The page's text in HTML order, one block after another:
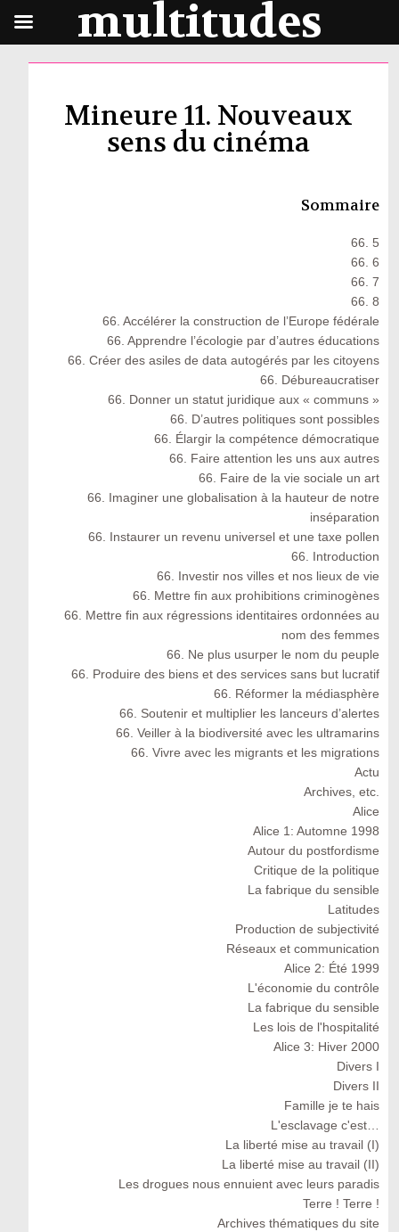
Mineure 11. Nouveaux
sens du cinéma
Sommaire
66. 5
66. 6
66. 7
66. 8
66. Accélérer la construction de l’Europe fédérale
66. Apprendre l’écologie par d’autres éducations
66. Créer des asiles de data autogérés par les citoyens
66. Débureaucratiser
66. Donner un statut juridique aux « communs »
66. D’autres politiques sont possibles
66. Élargir la compétence démocratique
66. Faire attention les uns aux autres
66. Faire de la vie sociale un art
66. Imaginer une globalisation à la hauteur de notre
inséparation
66. Instaurer un revenu universel et une taxe pollen
66. Introduction
66. Investir nos villes et nos lieux de vie
66. Mettre fin aux prohibitions criminogènes
66. Mettre fin aux régressions identitaires ordonnées au
nom des femmes
66. Ne plus usurper le nom du peuple
66. Produire des biens et des services sans but lucratif
66. Réformer la médiasphère
66. Soutenir et multiplier les lanceurs d’alertes
66. Veiller à la biodiversité avec les ultramarins
66. Vivre avec les migrants et les migrations
Actu
Archives, etc.
Alice
Alice 1: Automne 1998
Autour du postfordisme
Critique de la politique
La fabrique du sensible
Latitudes
Production de subjectivité
Réseaux et communication
Alice 2: Été 1999
L'économie du contrôle
La fabrique du sensible
Les lois de l'hospitalité
Alice 3: Hiver 2000
Divers I
Divers II
Famille je te hais
L'esclavage c'est…
La liberté mise au travail (I)
La liberté mise au travail (II)
Les drogues nous ennuient avec leurs paradis
Terre ! Terre !
Archives thématiques du site
multitudes